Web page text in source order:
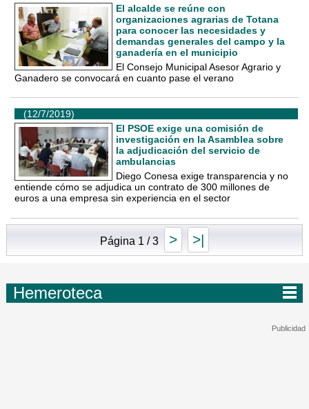
El alcalde se reúne con
organizaciones agrarias de Totana
para conocer las necesidades y
demandas generales del campo y la
ganadería en el municipio
El Consejo Municipal Asesor Agrario y
Ganadero se convocará en cuanto pase el verano
(12/7/2019)
El PSOE exige una comisión de
investigación en la Asamblea sobre
la adjudicación del servicio de
ambulancias
Diego Conesa exige transparencia y no
entiende cómo se adjudica un contrato de 300 millones de
euros a una empresa sin experiencia en el sector
Página 1 / 3 > >|
Hemeroteca